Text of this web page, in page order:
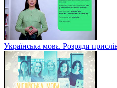
Українська мова. Розряди